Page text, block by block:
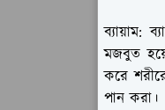
ব্যায়াম:
মজবুত
করে
পান করা।